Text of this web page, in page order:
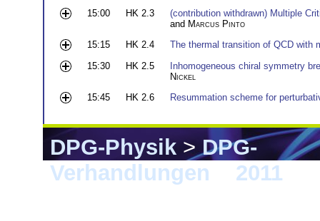
15:00
HK 2.3
(contribution withdrawn) Multiple
and Marcus Pinto
15:15
HK 2.4
The thermal transition of QCD with
15:30
HK 2.5
Inhomogeneous chiral symmetry
Nickel
15:45
HK 2.6 Resummation scheme for
DPG-Physik>DPG-
Verhandlungen
2011